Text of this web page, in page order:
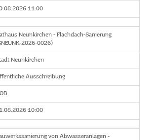
11:00
Neunkirchen - Flachdach-Sanierung
2026-0026)
Neunkirchen
Ausschreibung
10:00
von Abwasseranlagen -